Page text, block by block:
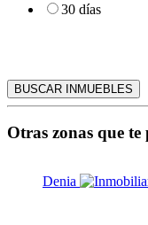
30 días
Otras zonas que
Adsubia